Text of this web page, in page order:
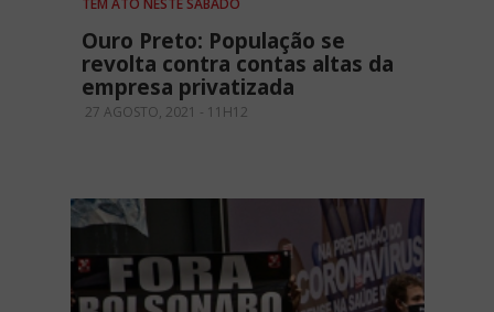
TEM ATO NESTE SÁBADO
Ouro Preto: População se
revolta contra contas altas da
empresa privatizada
27 AGOSTO, 2021 - 11H12